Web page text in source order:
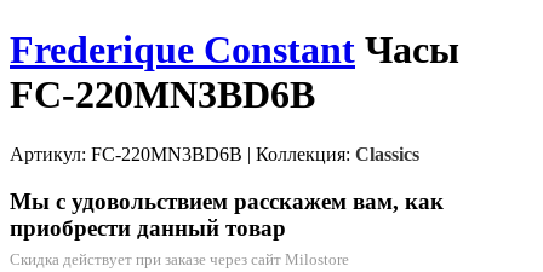
Frederique Constant Часы
FC-220MN3BD6B
Артикул: FC-220MN3BD6B | Коллекция: Classics
Мы с удовольствием расскажем вам, как
приобрести данный товар
Скидка действует при заказе через сайт Milostore